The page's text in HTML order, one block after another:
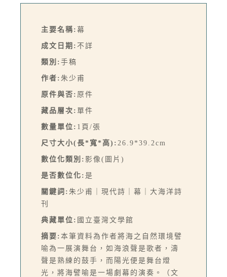
主要名稱: 幕
成文日期: 不詳
類別: 手稿
作者: 朱少甫
原件與否: 原件
藏品層次: 單件
數量單位: 1頁/張
尺寸大小(長*寬*高): 26.9*39.2cm
數位化類別: 影像(圖片)
是否數位化: 是
關鍵詞: 朱少甫｜現代詩｜幕｜大海洋詩
刊
典藏單位: 國立臺灣文學館
摘要: 本筆資料為作者將海之自然環境譬
喻為一展演舞台，如海浪聲是歌者，濤
聲是熟練的鼓手，而陽光便是舞台燈
光，將海譬喻是一場劇幕的演奏。（文